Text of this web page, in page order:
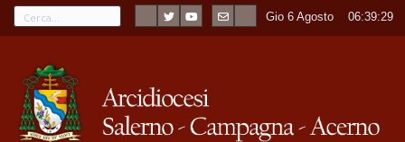
Gio 6 Agosto ----06:39:30